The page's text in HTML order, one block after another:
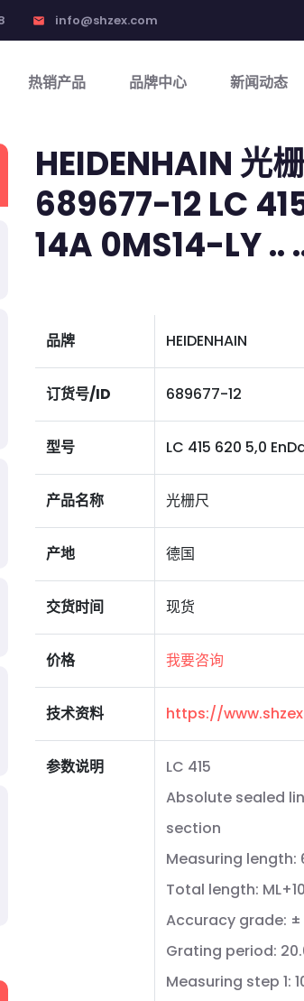
email info@shzex.com
热销产品 品牌中心 新闻动态
HEIDENHAIN 光
689677-12 LC
14A 0MS14-LY ..
品牌 HEIDENHAIN
订货号/ID 689677-12
型号 LC 415 620 5,0
产品名称 光栅尺
产地 德国
交货时间 现货
价格 我要咨询
技术资料 https://
参数说明
LC 415
Absolute sealed
section
Measuring length:
Total length:
Accuracy grade: ±
Grating period:
Measuring step 1: